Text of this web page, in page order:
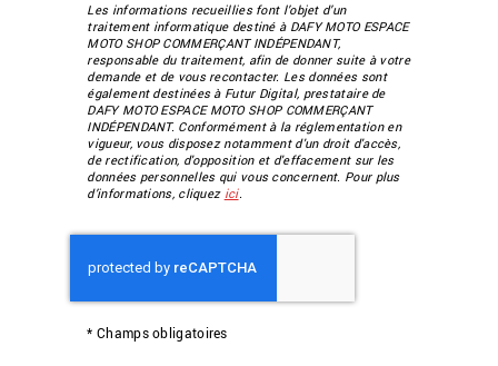
Les informations recueillies font l’objet d’un
traitement informatique destiné àDAFY MOTO ESPACE
MOTO SHOP COMMERÇANT INDÉPENDANT,
responsable du traitement, afin de donner suite à votre
demande et de vous recontacter. Les données sont
également destinées à Futur Digital, prestataire de
DAFY MOTO ESPACE MOTO SHOP COMMERÇANT
INDÉPENDANT. Conformément à la réglementation en
vigueur, vous disposez notamment d'un droit d'accès,
de rectification, d'opposition et d'effacement sur les
données personnelles qui vous concernent. Pour plus
d’informations, cliquez ici.
*Champs obligatoires